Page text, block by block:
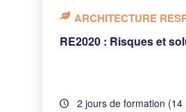
ARCHITECTURE
RE2020 : Risques et
2 jours de formation (14